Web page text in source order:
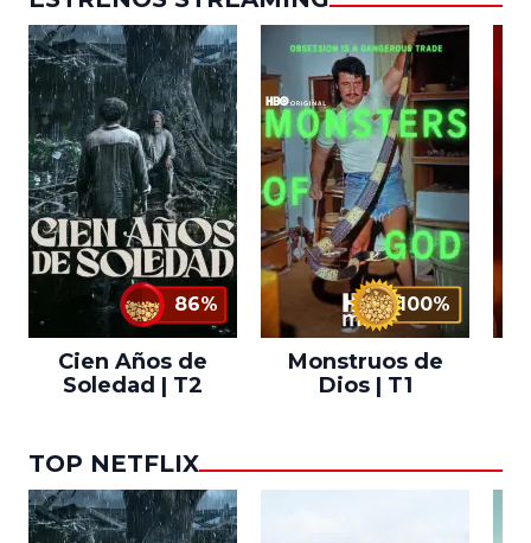
86%
Cien Años de
Soledad | T2
100%
Monstruos de
Dios | T1
TOP NETFLIX